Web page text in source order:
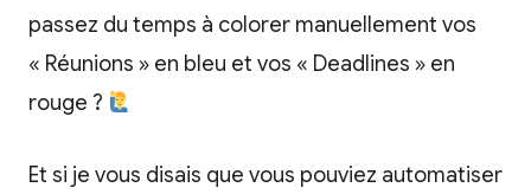
passez du temps à colorer manuellement vos
« Réunions » en bleu et vos « Deadlines » en
rouge ?
Et si je vous disais que vous pouviez automatiser